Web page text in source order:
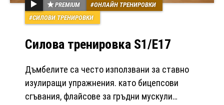
PREMIUM
ОНЛАЙН ТРЕНИРОВКИ
СИЛОВИ ТРЕНИРОВКИ
Силова тренировка S1/Е17
Дъмбелите са често използвани за ставно
изулиращи упражнения. като бицепсови
сгъвания, флайсове за гръдни мускули…